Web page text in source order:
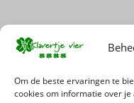
Om de beste ervaringen te
cookies om informatie over
Mis geen